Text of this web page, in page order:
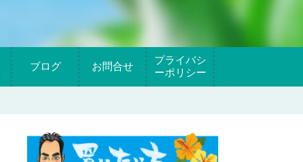
ブログ お問合せ
プライバシ
ーポリシー